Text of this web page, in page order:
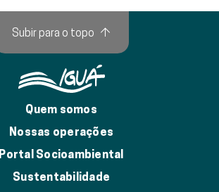
Quem somos
Nossas operações
Portal Socioambiental
Sustentabilidade
Subir para o topo ↑